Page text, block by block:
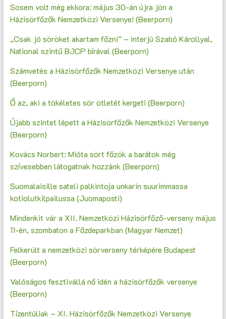
Sosem volt még ekkora: május 30-án újra jön a
Házisörfőzők Nemzetközi Versenye! (Beerporn)
„Csak jó söröket akartam főzni” – interjú Szabó Károllyal,
National szintű BJCP bírával (Beerporn)
Számvetés a Házisörfőzők Nemzetközi Versenye után
(Beerporn)
Ő az, aki a tökéletes sör ötletét kergeti (Beerporn)
Újabb szintet lépett a Házisörfőzők Nemzetközi Versenye
(Beerporn)
Kovács Norbert: Mióta sört főzök a barátok még
szívesebben látogatnak hozzánk (Beerporn)
Suomalaisille sateli palkintoja unkarin suurimmassa
kotiolutkilpailussa (Juomaposti)
Mindenkit vár a XII. Nemzetközi Házisörfőző-verseny május
11-én, szombaton a Főzdeparkban (Magyar Nemzet)
Felkerült a nemzetközi sörverseny térképére Budapest
(Beerporn)
Valóságos fesztivállá nő idén a házisörfőzők versenye
(Beerporn)
Tízentúliak – XI. Házisörfőzők Nemzetközi Versenye